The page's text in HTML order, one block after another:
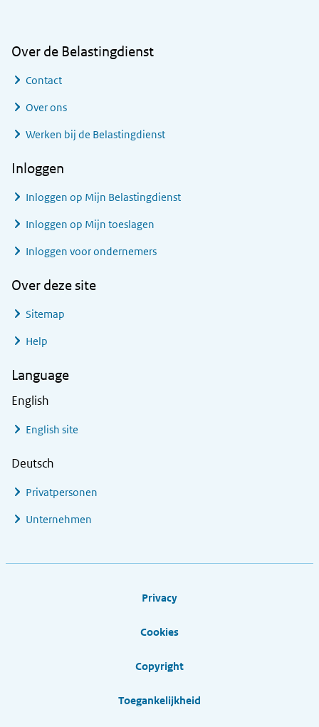
Over de Belastingdienst
Contact
Over ons
Werken bij de Belastingdienst
Inloggen
Inloggen op Mijn Belastingdienst
Inloggen op Mijn toeslagen
Inloggen voor ondernemers
Over deze site
Sitemap
Help
Language
English
English site
Deutsch
Privatpersonen
Unternehmen
Privacy
Cookies
Copyright
Toegankelijkheid